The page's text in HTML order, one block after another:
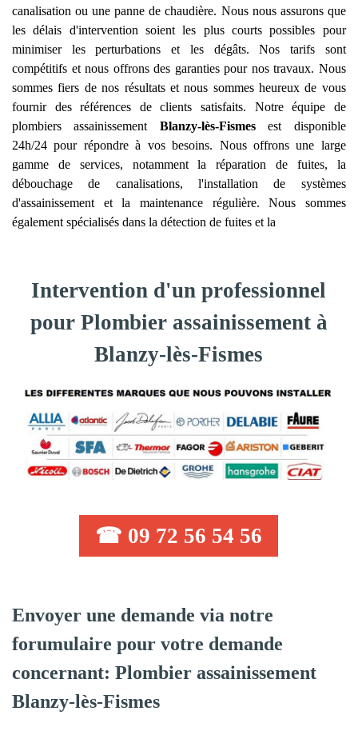
canalisation ou une panne de chaudière. Nous nous assurons que
les délais d'intervention soient les plus courts possibles pour
minimiser les perturbations et les dégâts. Nos tarifs sont
compétitifs et nous offrons des garanties pour nos travaux. Nous
sommes fiers de nos résultats et nous sommes heureux de vous
fournir des références de clients satisfaits. Notre équipe de
plombiers assainissement Blanzy-lès-Fismesest disponible
24h/24 pour répondre à vos besoins. Nous offrons une large
gamme de services, notamment la réparation de fuites, la
débouchage de canalisations, l'installation de systèmes
d'assainissement et la maintenance régulière. Nous sommes
également spécialisés dans la détection de fuites et la
Intervention d'un professionnel
pour Plombier assainissement à
Blanzy-lès-Fismes
☎ 09 72 56 54 56
Envoyer une demande via notre
forumulaire pour votre demande
concernant: Plombier assainissement
Blanzy-lès-Fismes